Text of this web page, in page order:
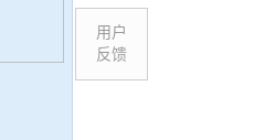
用户
反馈